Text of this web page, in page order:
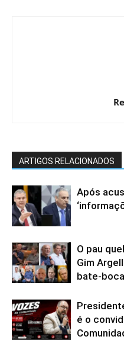
ARTIGOS RELACIONADOS
Após
O pau
Gim
bate-
é o